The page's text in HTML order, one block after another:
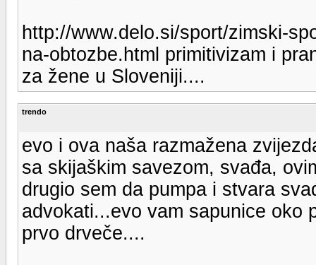
http://www.delo.si/sport/zimski-
na-obtozbe.html primitivizam i
za žene u Sloveniji....
trendo
evo i ova naša razmažena
sa skijaškim savezom, svađa,
drugio sem da pumpa i stvara
advokati...evo vam sapunice oko
prvo drveče....